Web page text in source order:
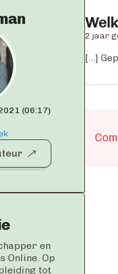
(06:17)
en
Online. Op
tot
2 jaar
[…]